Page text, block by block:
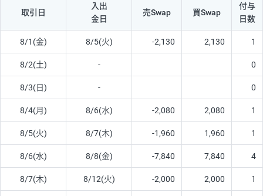
取引日
入出
金日
売Swap 買Swap
付与
日数
8/1(金) 8/5(火) -2,130 2,130 1
8/2(土) - 0
8/3(日) - 0
8/4(月) 8/6(水) -2,080 2,080 1
8/5(火) 8/7(木) -1,960 1,960 1
8/6(水) 8/8(金) -7,840 7,840 4
8/7(木) 8/12(火) -2,000 2,000 1